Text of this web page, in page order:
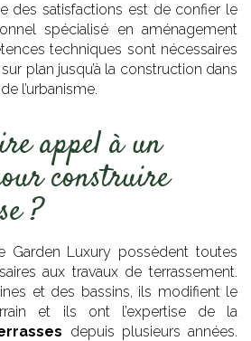
des satisfactions est de confier le
spécialisé en aménagement
techniques sont nécessaires
plan jusqu’à la construction dans
l’urbanisme.
appel à un
construire
?
Garden Luxury possèdent toutes
aux travaux de terrassement.
et des bassins, ils modifient le
et ils ont l’expertise de la
depuis plusieurs années.